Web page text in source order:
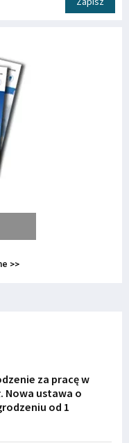
>>
za pracę w
Nowa ustawa o
od 1